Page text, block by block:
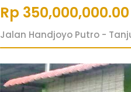
Rp 350,000,000.00
Jalan Handjoyo Putro -